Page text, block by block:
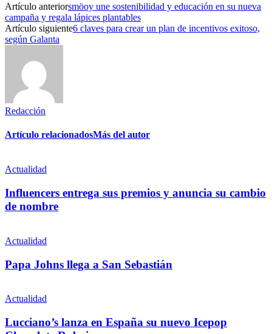
Artículo anteriorsmöoy une sostenibilidad y educación en su nueva
campaña y regala lápices plantables
Artículo siguiente6 claves para crear un plan de incentivos exitoso,
según Galanta
Redacción
Artículo relacionadosMás del autor
Actualidad
Influencers entrega sus premios y anuncia su cambio
de nombre
Actualidad
Papa Johns llega a San Sebastián
Actualidad
Lucciano’s lanza en España su nuevo Icepop